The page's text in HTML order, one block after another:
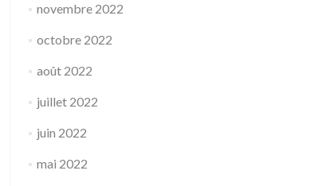
novembre 2022
octobre 2022
août 2022
juillet 2022
juin 2022
mai 2022